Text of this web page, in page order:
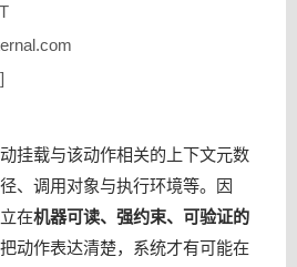
挂载与该动作相关的上下文元数
、调用对象与执行环境等。因
在机器可读、强约束、可验证的
动作表达清楚，系统才有可能在